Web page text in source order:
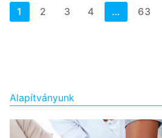
Bejegyzések
lapozása
1 2 3 4 … 63
Alapítványunk